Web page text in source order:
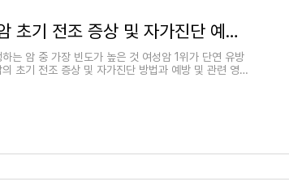
여성암 1위 유방암 초기 전조 증상 및 자가진단 예방 방법 | 트렌드이슈 TREND ISSUE
는 암 중 가장 빈도가 높은 것 여성암 1위가 단연 유방
초기 전조 증상 및 자가진단 방법과 예방 및 관련 영양